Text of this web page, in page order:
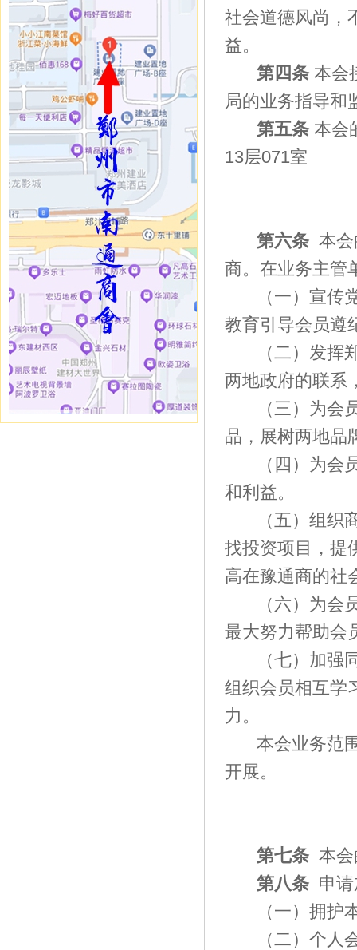
社会道德风尚，
益。
第四条 本会
局的业务指导和
第五条 本会
13层071室
第六条 本
商。在业务主管
（一）宣
教育引导会员遵
（二）发
两地政府的联系
（三）为
品，展树两地品
（四）为
和利益。
（五）组
找投资项目，提
高在豫通商的社
（六）为
最大努力帮助会
（七）加
组织会员相互学
力。
本会业务范
开展。
第七条 本
第八条 申
（一）拥护
（二）个人